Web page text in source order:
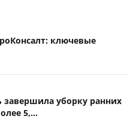
ключевые
завершила уборку ранних
5,...